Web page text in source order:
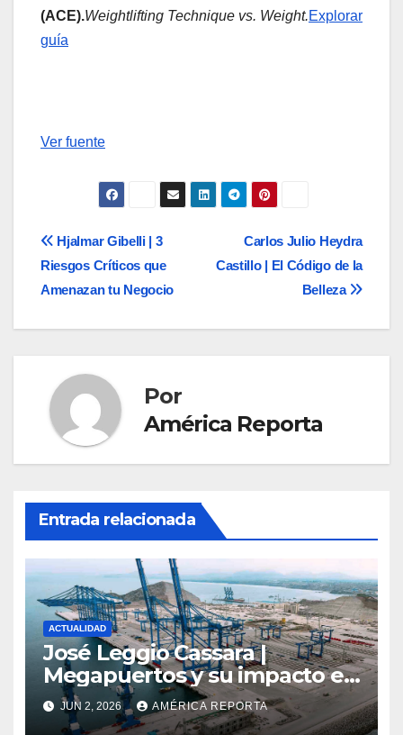
(ACE).Weightlifting Technique vs. Weight.Explorar
guía
de
Ver fuente
Navegación
de
entradas
Carlos Julio Heydra
Castillo | El Código de la
Belleza
Hjalmar Gibelli | 3
Riesgos Críticos que
Amenazan tu Negocio
Por
América Reporta
Entrada relacionada
ACTUALIDAD
José Leggio Cassara |
Megapuertos y su impacto en
el turismo y el comercio
global
JUN 2, 2026 AMÉRICA REPORTA